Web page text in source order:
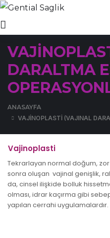
DARALTMA
ANASAYFA
VAJİNOPLASTİ (VAJINAL
Vajinoplasti
Tekrarlayan normal doğum,
sonra oluşan vajinal genişlik,
da, cinsel ilişkide bolluk hissetme
olması, idrar kaçırma gibi
yapılan cerrahi uygulamalardır.